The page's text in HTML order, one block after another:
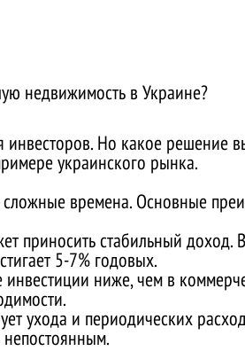
недвижимость в Украине?
Но какое решение
украинского рынка.
времена. Основные
приносить стабильный доход.
5-7% годовых.
инвестиции ниже, чем в
ухода и периодических